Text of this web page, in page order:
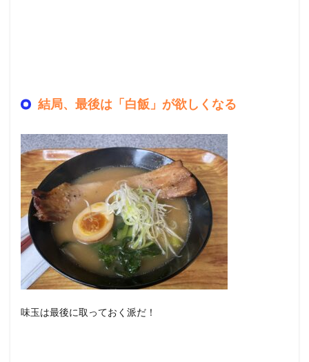
結局、最後は「白飯」が欲しくなる
味玉は最後に取っておく派だ！